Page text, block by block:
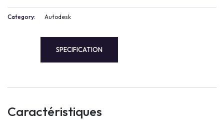
Category: Autodesk
SPECIFICATION
Caractéristiques